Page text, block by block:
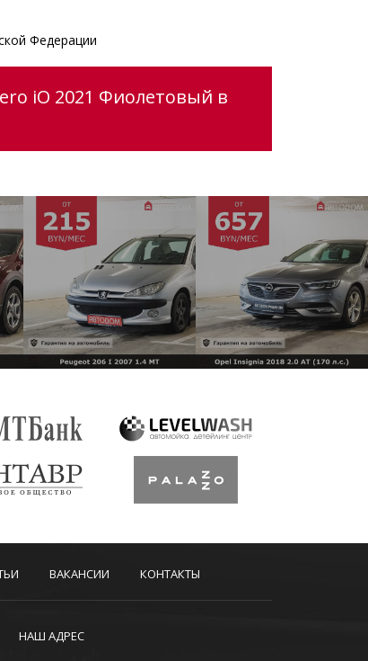
Федерации
iO 2021 Фиолетовый в
ВАКАНСИИ КОНТАКТЫ
НАШ АДРЕС